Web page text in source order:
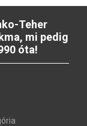
Teher
mi pedig
óta!